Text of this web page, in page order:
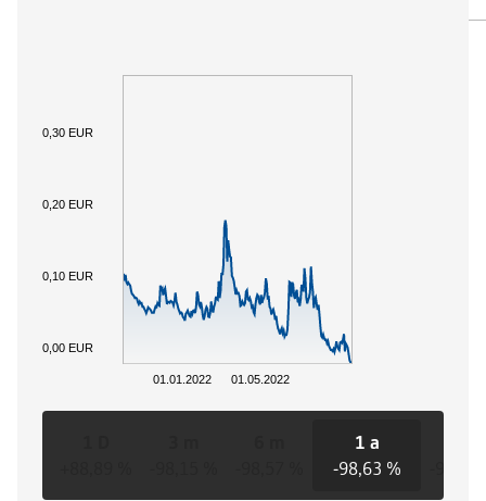
01.01.2022 01.05.2022
0,00 EUR
0,10 EUR
0,20 EUR
0,30 EUR
1 a
-98,63 %